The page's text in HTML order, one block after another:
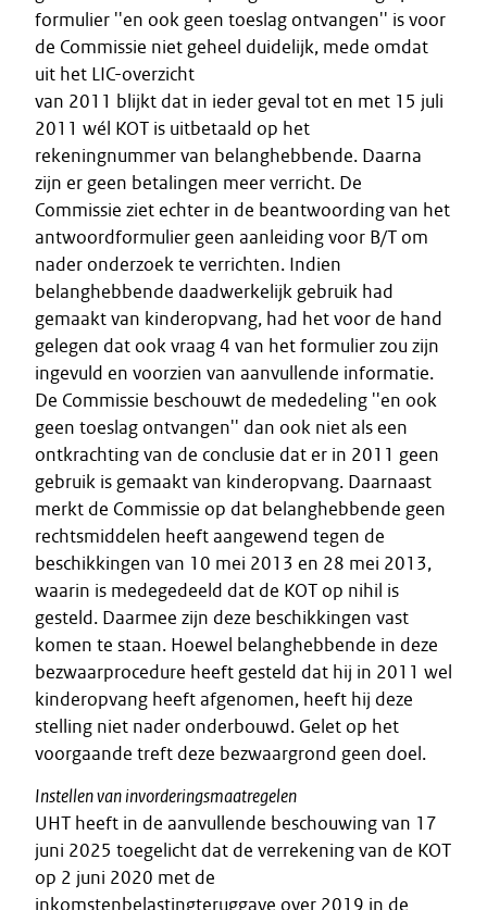
formulier ''en ook geen toeslag ontvangen'' is voor
de Commissie niet geheel duidelijk, mede omdat
uit het LIC-overzicht
van 2011 blijkt dat in ieder geval tot en met 15 juli
2011 wél KOT is uitbetaald op het
rekeningnummer van belanghebbende. Daarna
zijn er geen betalingen meer verricht. De
Commissie ziet echter in de beantwoording van het
antwoordformulier geen aanleiding voor B/T om
nader onderzoek te verrichten. Indien
belanghebbende daadwerkelijk gebruik had
gemaakt van kinderopvang, had het voor de hand
gelegen dat ook vraag 4 van het formulier zou zijn
ingevuld en voorzien van aanvullende informatie.
De Commissie beschouwt de mededeling ''en ook
geen toeslag ontvangen'' dan ook niet als een
ontkrachting van de conclusie dat er in 2011 geen
gebruik is gemaakt van kinderopvang. Daarnaast
merkt de Commissie op dat belanghebbende geen
rechtsmiddelen heeft aangewend tegen de
beschikkingen van 10 mei 2013 en 28 mei 2013,
waarin is medegedeeld dat de KOT op nihil is
gesteld. Daarmee zijn deze beschikkingen vast
komen te staan. Hoewel belanghebbende in deze
bezwaarprocedure heeft gesteld dat hij in 2011 wel
kinderopvang heeft afgenomen, heeft hij deze
stelling niet nader onderbouwd. Gelet op het
voorgaande treft deze bezwaargrond geen doel.
Instellen van invorderingsmaatregelen
UHT heeft in de aanvullende beschouwing van 17
juni 2025 toegelicht dat de verrekening van de KOT
op 2 juni 2020 met de
inkomstenbelastingteruggave over 2019 in de